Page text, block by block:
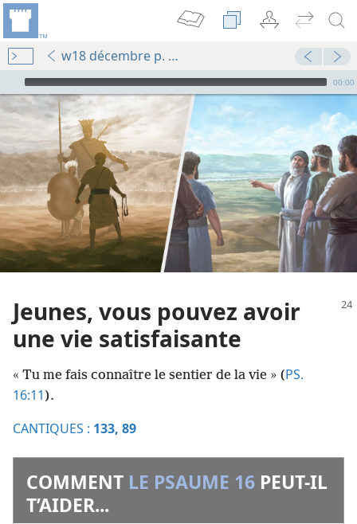
w18 décembre p. 24-28
Audio Player
00:00
Jeunes, vous pouvez avoir
une vie satisfaisante
« Tu me fais connaître le sentier de la vie » (PS.
16:11 ).
CANTIQUES : 133, 89
COMMENT LE PSAUME 16 PEUT-​IL
T’AIDER...